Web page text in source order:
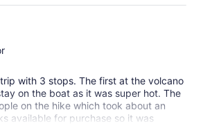
with 3 stops. The first at the volcano
on the boat as it was super hot. The
on the hike which took about an
available for purchase so it was